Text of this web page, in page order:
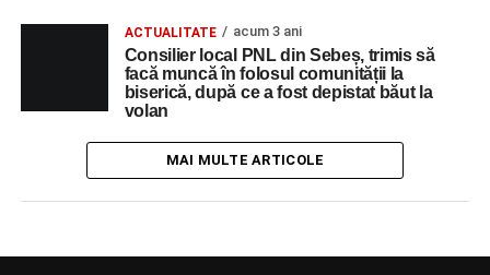
ACTUALITATE acum 3 ani
Consilier local PNL din Sebeș, trimis să
facă muncă în folosul comunității la
biserică, după ce a fost depistat băut la
volan
MAI MULTE ARTICOLE